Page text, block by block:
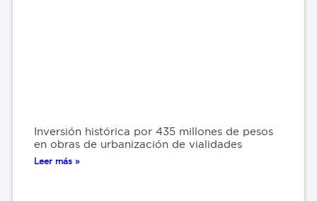
Inversión histórica por 435 millones de pesos
en obras de urbanización de vialidades
Leer más »